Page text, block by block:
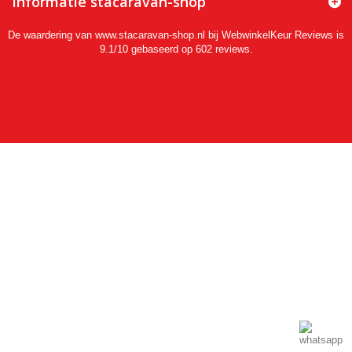
De waardering van www.stacaravan-shop.nl bij WebwinkelKeur Reviews is
9.1/10 gebaseerd op 602 reviews.